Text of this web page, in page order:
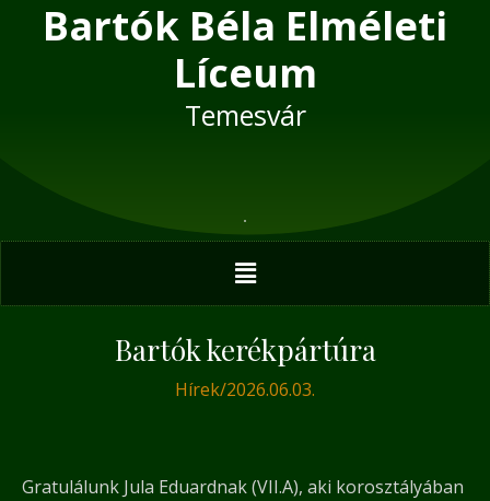
Bartók Béla Elméleti
Líceum
Temesvár
Menu
Bartók kerékpártúra
Hírek/2026.06.03.
Gratulálunk Jula Eduardnak (VII.A), aki korosztályában
Post
navigation